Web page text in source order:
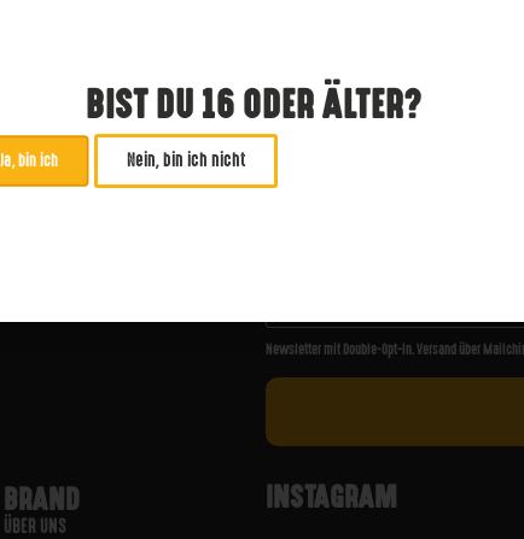
ABONNIERE UNSEREN
Newsletter mit Double-Opt-In. Versand über
BRAND
ÜBER UNS
INSTAGRAM
BIST DU 16 ODER ÄLTER?
Ja, bin ich Nein, bin ich nicht